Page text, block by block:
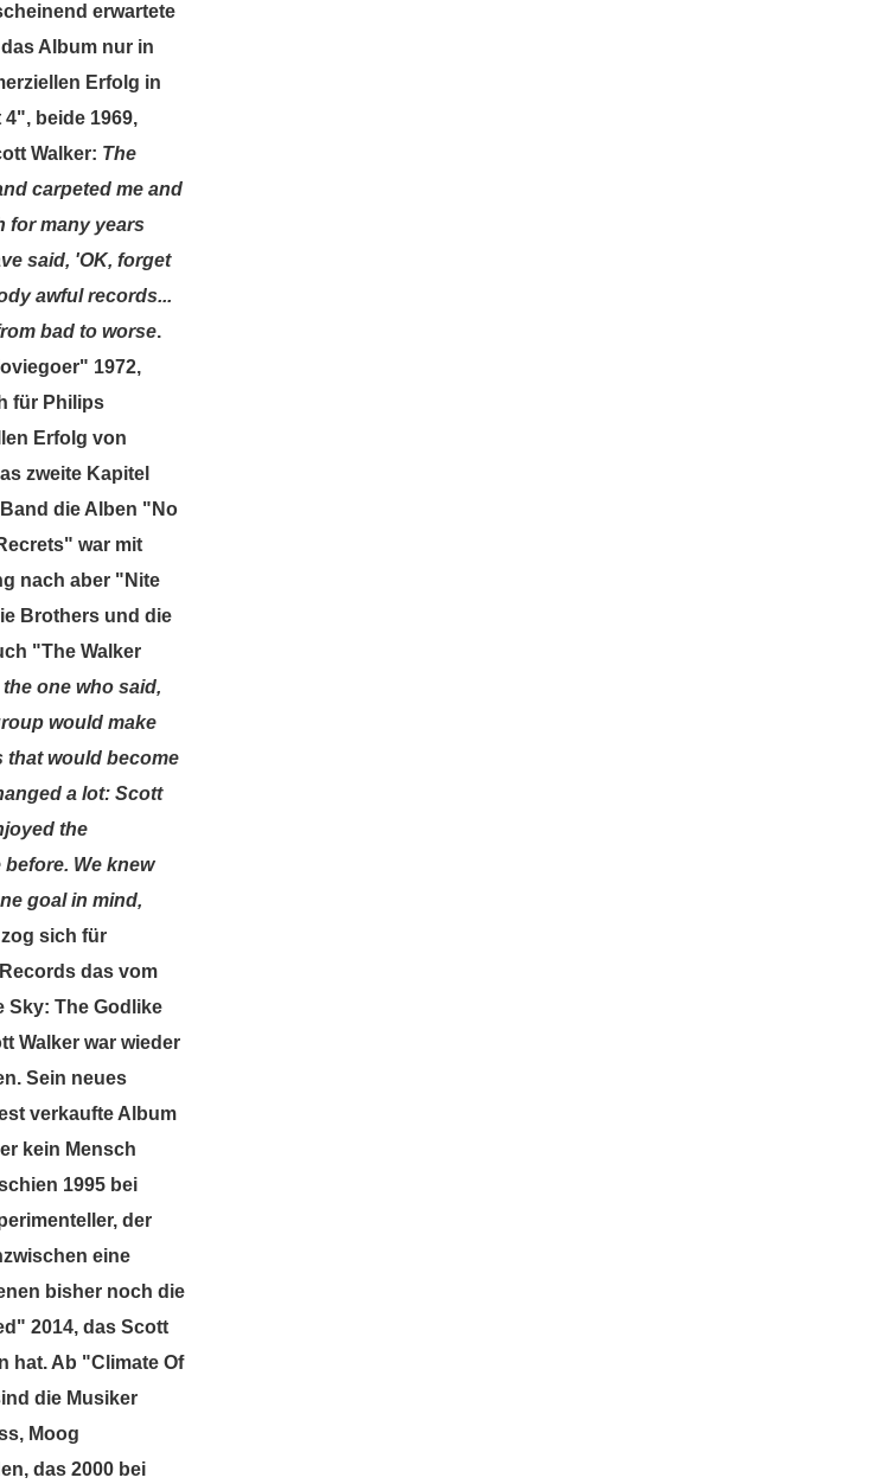
erwartete
Album nur in
Erfolg in
beide 1969,
Walker: The
carpeted me and
for many years
said, 'OK, forget
awful records...
bad to worse.
1972,
für Philips
Erfolg von
zweite Kapitel
die Alben "No
war mit
nach aber "Nite
Brothers und die
"The Walker
one who said,
would make
that would become
a lot: Scott
the
We knew
goal in mind,
sich für
das vom
Sky: The Godlike
Walker war wieder
Sein neues
verkaufte Album
kein Mensch
1995 bei
der
eine
bisher noch die
2014, das Scott
hat. Ab "Climate Of
die Musiker
Moog
das 2000 bei